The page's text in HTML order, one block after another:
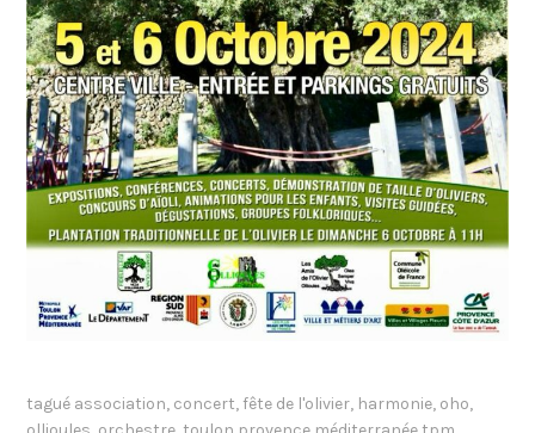
tagué association, concert, fête de l'olivier, harmonie, oho,